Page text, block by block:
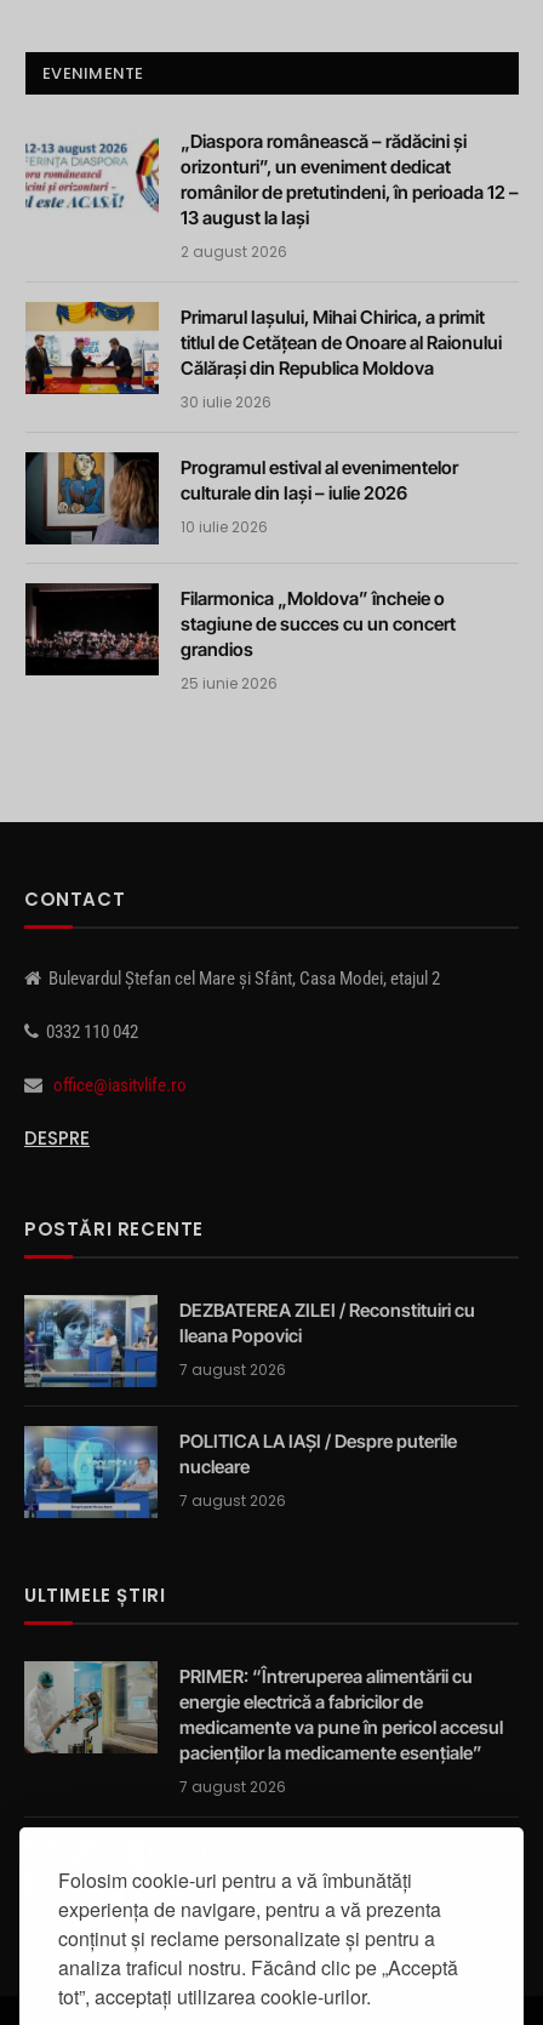
Folosim cookie-uri pentru a vă îmbunătăți
experiența de navigare, pentru a vă prezenta
conținut și reclame personalizate și pentru a
analiza traficul nostru. Făcând clic pe „Acceptă
tot”, acceptați utilizarea cookie-urilor.
EVENIMENTE
„Diaspora românească – rădăcini și
orizonturi”, un eveniment dedicat
românilor de pretutindeni, în perioada 12 –
13 august la Iași
2 august 2026
Primarul Iașului, Mihai Chirica, a primit
titlul de Cetățean de Onoare al Raionului
Călărași din Republica Moldova
30 iulie 2026
Programul estival al evenimentelor
culturale din Iași – iulie 2026
10 iulie 2026
Filarmonica „Moldova” încheie o
stagiune de succes cu un concert
grandios
25 iunie 2026
CONTACT
Bulevardul Ștefan cel Mare și Sfânt, Casa Modei, etajul 2
0332 110 042
office@iasitvlife.ro
DESPRE
POSTĂRI RECENTE
DEZBATEREA ZILEI / Reconstituiri cu
Ileana Popovici
7 august 2026
POLITICA LA IAȘI / Despre puterile
nucleare
7 august 2026
ULTIMELE ȘTIRI
PRIMER: “Întreruperea alimentării cu
energie electrică a fabricilor de
medicamente va pune în pericol accesul
pacienților la medicamente esențiale”
7 august 2026
integrității
7 august 2026